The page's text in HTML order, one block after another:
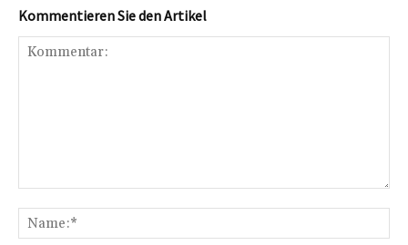
Kommentieren Sie den Artikel